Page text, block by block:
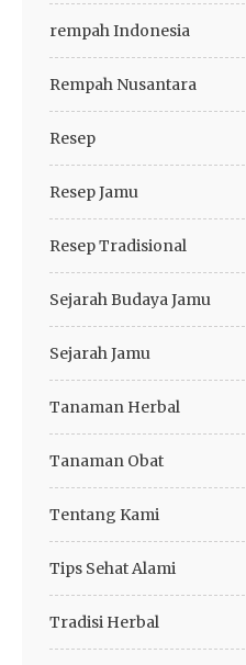
rempah Indonesia
Rempah Nusantara
Resep
Resep Jamu
Resep Tradisional
Sejarah Budaya Jamu
Sejarah Jamu
Tanaman Herbal
Tanaman Obat
Tentang Kami
Tips Sehat Alami
Tradisi Herbal